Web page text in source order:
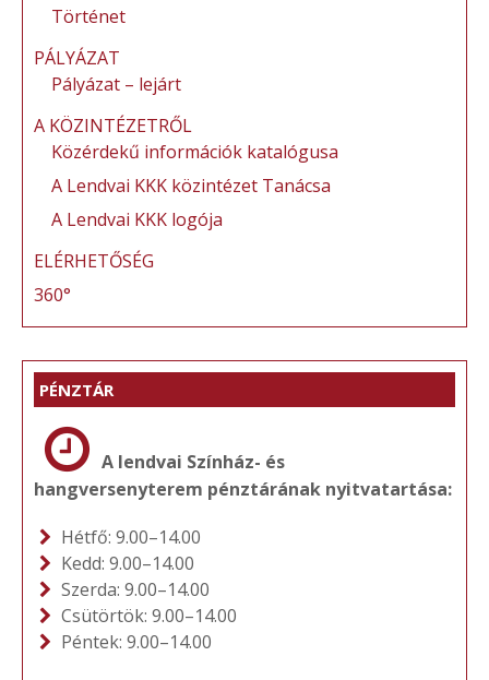
Történet
PÁLYÁZAT
Pályázat – lejárt
A KÖZINTÉZETRŐL
Közérdekű információk katalógusa
A Lendvai KKK közintézet Tanácsa
A Lendvai KKK logója
ELÉRHETŐSÉG
360°
PÉNZTÁR
A lendvai Színház- és
hangversenyterem pénztárának nyitvatartása:
Hétfő: 9.00–14.00
Kedd: 9.00–14.00
Szerda: 9.00–14.00
Csütörtök: 9.00–14.00
Péntek: 9.00–14.00